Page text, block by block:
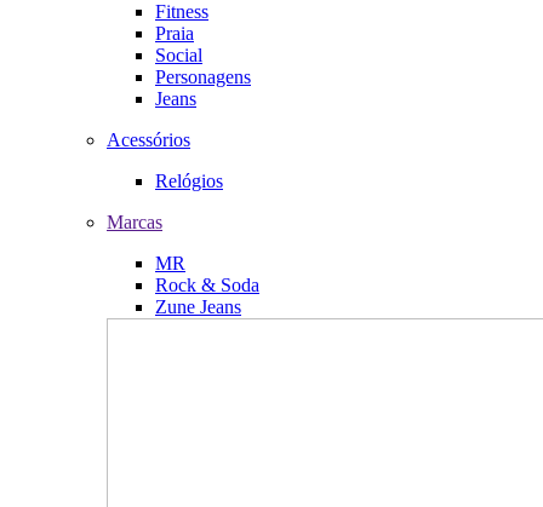
Fitness
Praia
Social
Personagens
Jeans
Acessórios
Relógios
Marcas
MR
Rock & Soda
Zune Jeans